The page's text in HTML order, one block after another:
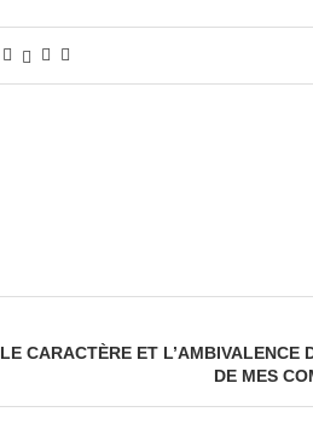
LE CARACTÈRE ET L’AMBIVALENCE
DE MES